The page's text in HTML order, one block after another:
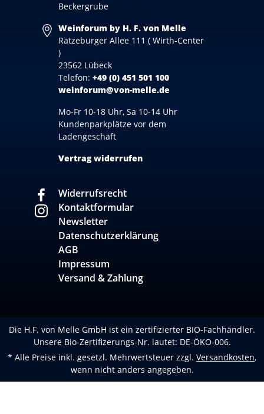
Beckergrube
Weinforum by H. F. von Melle
Ratzeburger Allee 111 ( Wirth-Center
)
23562 Lübeck
Telefon: +49 (0) 451 501 100
weinforum@von-melle.de
Mo-Fr 10-18 Uhr, Sa 10-14 Uhr
Kundenparkplätze vor dem
Ladengeschäft
Vertrag widerrufen
Widerrufsrecht
Kontaktformular
Newsletter
Datenschutzerklärung
AGB
Impressum
Versand & Zahlung
Die H.F. von Melle GmbH ist ein zertifizierter BIO-Fachhändler.
Unsere Bio-Zertifizerungs-Nr. lautet: DE-ÖKO-006.
* Alle Preise inkl. gesetzl. Mehrwertsteuer zzgl. Versandkosten,
wenn nicht anders angegeben.